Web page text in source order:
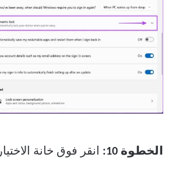
الخطوة 10: انقر فوق خانة الاختيار